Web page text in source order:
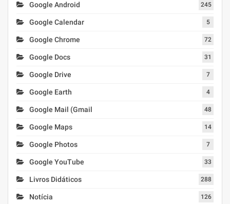
Google Android 245
Google Calendar 5
Google Chrome 72
Google Docs 31
Google Drive 7
Google Earth 4
Google Mail (Gmail 48
Google Maps 14
Google Photos 7
Google YouTube 33
Livros Didáticos 288
Notícia 126